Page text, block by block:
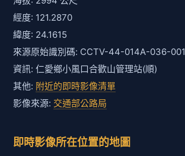
經度: 121.2870
緯度: 24.1615
來源原始識別碼: CCTV-44-014A-036-001
資訊: 仁愛鄉小風口合歡山管理站(順)
其他: 附近的即時影像清單
影像來源: 交通部公路局
即時影像所在位置的地圖